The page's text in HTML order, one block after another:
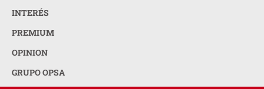
INTERÉS
PREMIUM
OPINION
GRUPO OPSA